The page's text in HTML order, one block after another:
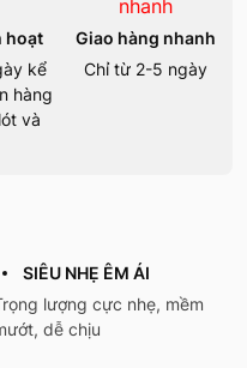
hoạt
kể
hàng
và
Giao hàng nhanh
Chỉ từ 2-5 ngày
SIÊU NHẸ ÊM ÁI
lượng cực nhẹ, mềm
dễ chịu